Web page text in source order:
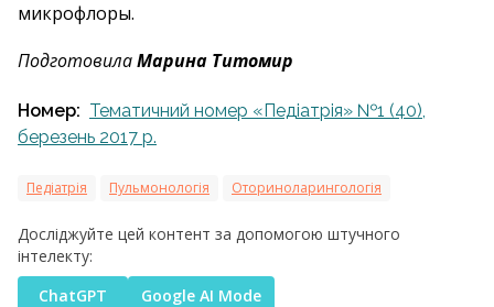
микрофлоры.
ПодготовилаМарина Титомир
Номер: Тематичний номер «Педіатрія» №1 (40),
березень 2017 р.
Педіатрія Пульмонологія Оториноларингологія
Досліджуйте цей контент за допомогою штучного
інтелекту:
ChatGPT
Google AI Mode